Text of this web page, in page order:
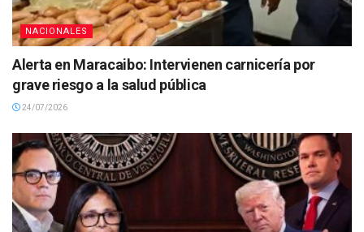
NACIONALES
Alerta en Maracaibo: Intervienen carnicería por
grave riesgo a la salud pública
24/07/2026